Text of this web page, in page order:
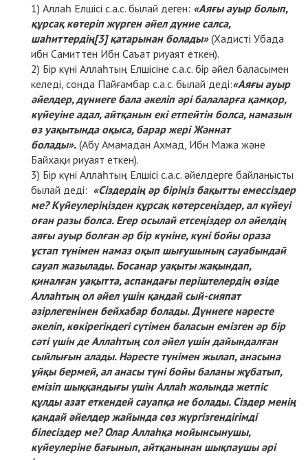
Аллаһ Елшісі с.а.с. былай деген: «Аяғы ауыр болып,
құрсақ көтеріп жүрген әйел дүние салса,
шаһиттердің[3]қатарынан болады»(Хадисті Убада
ибн Самиттен Ибн Саъат риуаят еткен).
Бір күні Аллаһтың Елшісіне с.а.с. бір әйел баласымен
келеді, сонда Пайғамбар с.а.с. былай деді:«Аяғы ауыр
әйелдер, дүниеге бала әкеліп әрі балаларға қамқор,
күйеуіне адал, айтқанын екі етпейтін болса, намазын
өз уақытында оқыса, барар жері Жәннат
болады». (Абу Амамадан Ахмад, Ибн Мажа және
Байхақи риуаят еткен).
Бір күні Аллаһтың Елшісі с.а.с. әйелдерге байланысты
былай деді: «Сіздердің әр біріңіз бақытты емессіздер
ме? Күйеулеріңізден құрсақ көтерсеңіздер, ал күйеуі
оған разы болса. Егер осылай етсеңіздер ол әйелдің
аяғы ауыр болған әр бір күніне, күні бойы ораза
ұстап түнімен намаз оқып шығушының сауабындай
сауап жазылады. Босанар уақыты жақындап,
қиналған уақытта, аспандағы періштелердің өзіде
Аллаһтың ол әйел үшін қандай сый-сияпат
әзірлегенінен бейхабар болады. Дүниеге нәресте
әкеліп, көкірегіндегі сүтімен баласын емізген әр бір
сәті үшін де Аллаһтың сол әйел үшін дайындалған
сыйлығын алады. Нәресте түнімен жылап, анасына
ұйқы бермей, ал анасы түні бойы баланы жұбатып,
емізіп шыққандығы үшін Аллаһ жолында жетпіс
құлды азат еткендей сауапқа ие болады. Сіздер менің
қандай әйелдер жайында сөз жүргізгендігімді
білесіздер ме? Олар Аллаһқа мойынсынушы,
күйеулеріне бағынып, айтқанынан шықпаушы әрі